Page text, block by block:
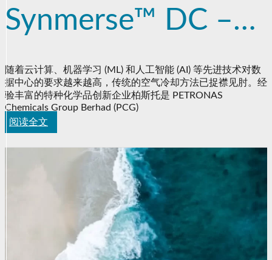
Synmerse™ DC –
一种用于实现安全
可靠的操作的高性
能浸入式冷却液
随着云计算、机器学习 (ML) 和人工智能 (AI) 等先进技术对数
据中心的要求越来越高，传统的空气冷却方法已捉襟见肘。经
验丰富的特种化学品创新企业柏斯托是 PETRONAS
Chemicals Group Berhad (PCG)
阅读全文